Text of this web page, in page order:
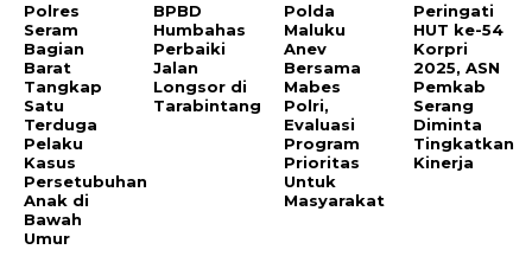
Polres
Seram
Bagian
Barat
Tangkap
Satu
Terduga
Pelaku
Kasus
Persetubuhan
Anak di
Bawah
Umur
BPBD
Humbahas
Perbaiki
Jalan
Longsor di
Tarabintang
Polda
Maluku
Anev
Bersama
Mabes
Polri,
Evaluasi
Program
Prioritas
Untuk
Masyarakat
Peringati
HUT ke-54
Korpri
2025, ASN
Pemkab
Serang
Diminta
Tingkatkan
Kinerja